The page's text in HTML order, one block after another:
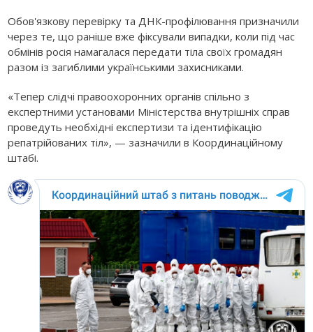
Обов'язкову перевірку та ДНК-профілювання призначили
через те, що раніше вже фіксували випадки, коли під час
обмінів росія намагалася передати тіла своїх громадян
разом із загиблими українськими захисниками.
«Тепер слідчі правоохоронних органів спільно з
експертними установами Міністерства внутрішніх справ
проведуть необхідні експертизи та ідентифікацію
репатрійованих тіл», — зазначили в Координаційному
штабі.